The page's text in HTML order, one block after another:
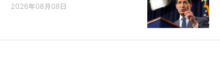
2026年08月08日